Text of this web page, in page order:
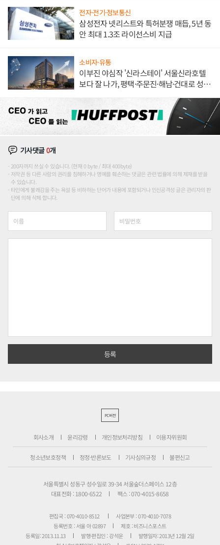
전자·전기·정보통신
삼성전자 넷리스트와 특허분쟁 매듭, 5년 동
안 최대 1.3조 라이선스비 지급
소비자·유통
이부진 야심작 '신라스테이' 서울신라호텔
보다 잘 나가, 평택·주문진·해남·건대로 성
기사댓글0개
200자까지 쓰실 수 있습니다. (현재 0 byte / 최대 400byte)
저작권 등 다른 사람의 권리를 침해하거나 명예를 훼손하는 댓글은 관련 법률에 의해 제재를 받을
수 있습니다.
타인에게 불쾌감을 주는 욕설 등 비하하는 단어가 내용에 포함되거나 인신공격성 글은 관리자의 판
단에 의해 삭제 합니다.
PC버전
회사소개 윤리강령 개인정보처리방침 이용자위원회
청소년보호정책 정정·반론보도 기사심의규정 불편신고
서울특별시 성동구 성수일로 39-34 서울숲더스페이스 12층
대표전화 : 1800-6522
팩스 : 070-4015-8658
편집국 : 070-4010-8512
사업본부 : 070-4010-7078
등록번호 : 서울 아 02897
제호 : 비즈니스포스트
등록일: 2013.11.13
발행·편집인 : 강석운
발행일자: 2013년 12월 2일